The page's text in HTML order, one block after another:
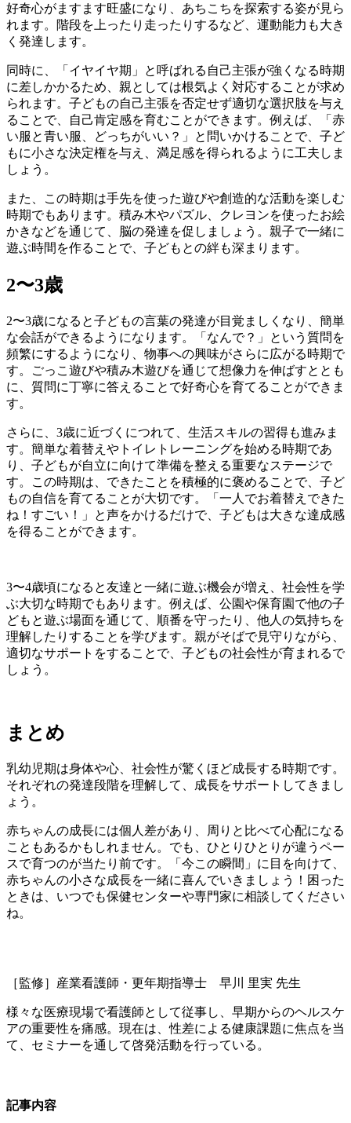
好奇心がますます旺盛になり、あちこちを探索する姿が見ら
れます。階段を上ったり走ったりするなど、運動能力も大き
く発達します。
同時に、「イヤイヤ期」と呼ばれる自己主張が強くなる時期
に差しかかるため、親としては根気よく対応することが求め
られます。子どもの自己主張を否定せず適切な選択肢を与え
ることで、自己肯定感を育むことができます。例えば、「赤
い服と青い服、どっちがいい？」と問いかけることで、子ど
もに小さな決定権を与え、満足感を得られるように工夫しま
しょう。
また、この時期は手先を使った遊びや創造的な活動を楽しむ
時期でもあります。積み木やパズル、クレヨンを使ったお絵
かきなどを通じて、脳の発達を促しましょう。親子で一緒に
遊ぶ時間を作ることで、子どもとの絆も深まります。
2〜3歳
2〜3歳になると子どもの言葉の発達が目覚ましくなり、簡単
な会話ができるようになります。「なんで？」という質問を
頻繁にするようになり、物事への興味がさらに広がる時期で
す。ごっこ遊びや積み木遊びを通じて想像力を伸ばすととも
に、質問に丁寧に答えることで好奇心を育てることができま
す。
さらに、3歳に近づくにつれて、生活スキルの習得も進みま
す。簡単な着替えやトイレトレーニングを始める時期であ
り、子どもが自立に向けて準備を整える重要なステージで
す。この時期は、できたことを積極的に褒めることで、子ど
もの自信を育てることが大切です。「一人でお着替えできた
ね！すごい！」と声をかけるだけで、子どもは大きな達成感
を得ることができます。
3〜4歳頃になると友達と一緒に遊ぶ機会が増え、社会性を学
ぶ大切な時期でもあります。例えば、公園や保育園で他の子
どもと遊ぶ場面を通じて、順番を守ったり、他人の気持ちを
理解したりすることを学びます。親がそばで見守りながら、
適切なサポートをすることで、子どもの社会性が育まれるで
しょう。
まとめ
乳幼児期は身体や心、社会性が驚くほど成長する時期です。
それぞれの発達段階を理解して、成長をサポートしてきまし
ょう。
赤ちゃんの成長には個人差があり、周りと比べて心配になる
こともあるかもしれません。でも、ひとりひとりが違うペー
スで育つのが当たり前です。「今この瞬間」に目を向けて、
赤ちゃんの小さな成長を一緒に喜んでいきましょう！困った
ときは、いつでも保健センターや専門家に相談してください
ね。
［監修］産業看護師・更年期指導士 早川 里実 先生
様々な医療現場で看護師として従事し、早期からのヘルスケ
アの重要性を痛感。現在は、性差による健康課題に焦点を当
て、セミナーを通して啓発活動を行っている。
記事内容